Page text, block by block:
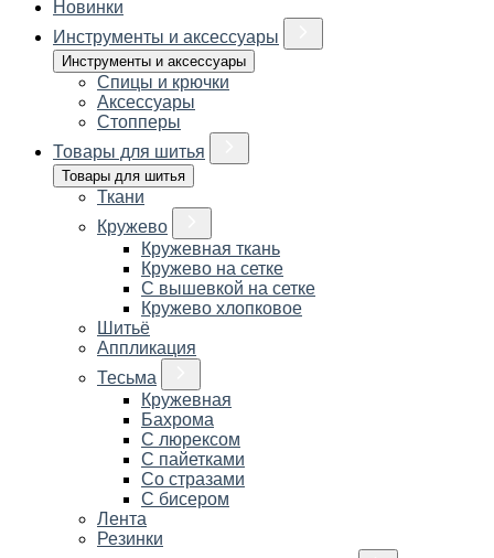
Новинки
Инструменты и аксессуары
Инструменты и аксессуары
Спицы и крючки
Аксессуары
Стопперы
Товары для шитья
Товары для шитья
Ткани
Кружево
Кружевная ткань
Кружево на сетке
С вышевкой на сетке
Кружево хлопковое
Шитьё
Аппликация
Тесьма
Кружевная
Бахрома
С люрексом
С пайетками
Со стразами
С бисером
Лента
Резинки